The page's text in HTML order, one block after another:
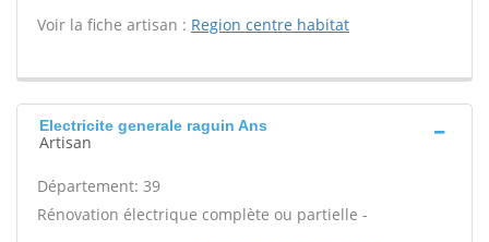
Voir la fiche artisan : Region centre habitat
Electricite generale raguin Ans
Artisan
Département: 39
Rénovation électrique complète ou partielle -